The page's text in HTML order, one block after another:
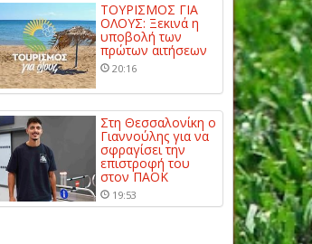
ΤΟΥΡΙΣΜΟΣ ΓΙΑ
ΟΛΟΥΣ: Ξεκινά η
υποβολή των
πρώτων αιτήσεων
20:16
Στη Θεσσαλονίκη ο
Γιαννούλης για να
σφραγίσει την
επιστροφή του
στον ΠΑΟΚ
19:53